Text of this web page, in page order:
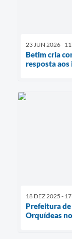
23 JUN 2026 -
Betim cria
resposta aos
18 DEZ 2025 -
Prefeitura
Orquídeas